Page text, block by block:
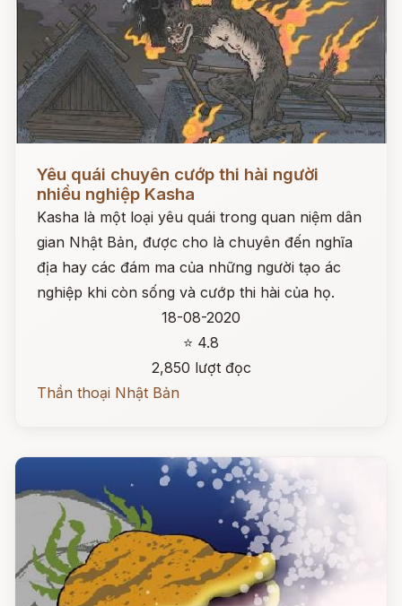
Yêu quái chuyên cướp thi hài người
nhiều nghiệp Kasha
Kasha là một loại yêu quái trong quan niệm dân
gian Nhật Bản, được cho là chuyên đến nghĩa
địa hay các đám ma của những người tạo ác
nghiệp khi còn sống và cướp thi hài của họ.
18-08-2020
⭐ 4.8
2,850 lượt đọc
Thần thoại Nhật Bản